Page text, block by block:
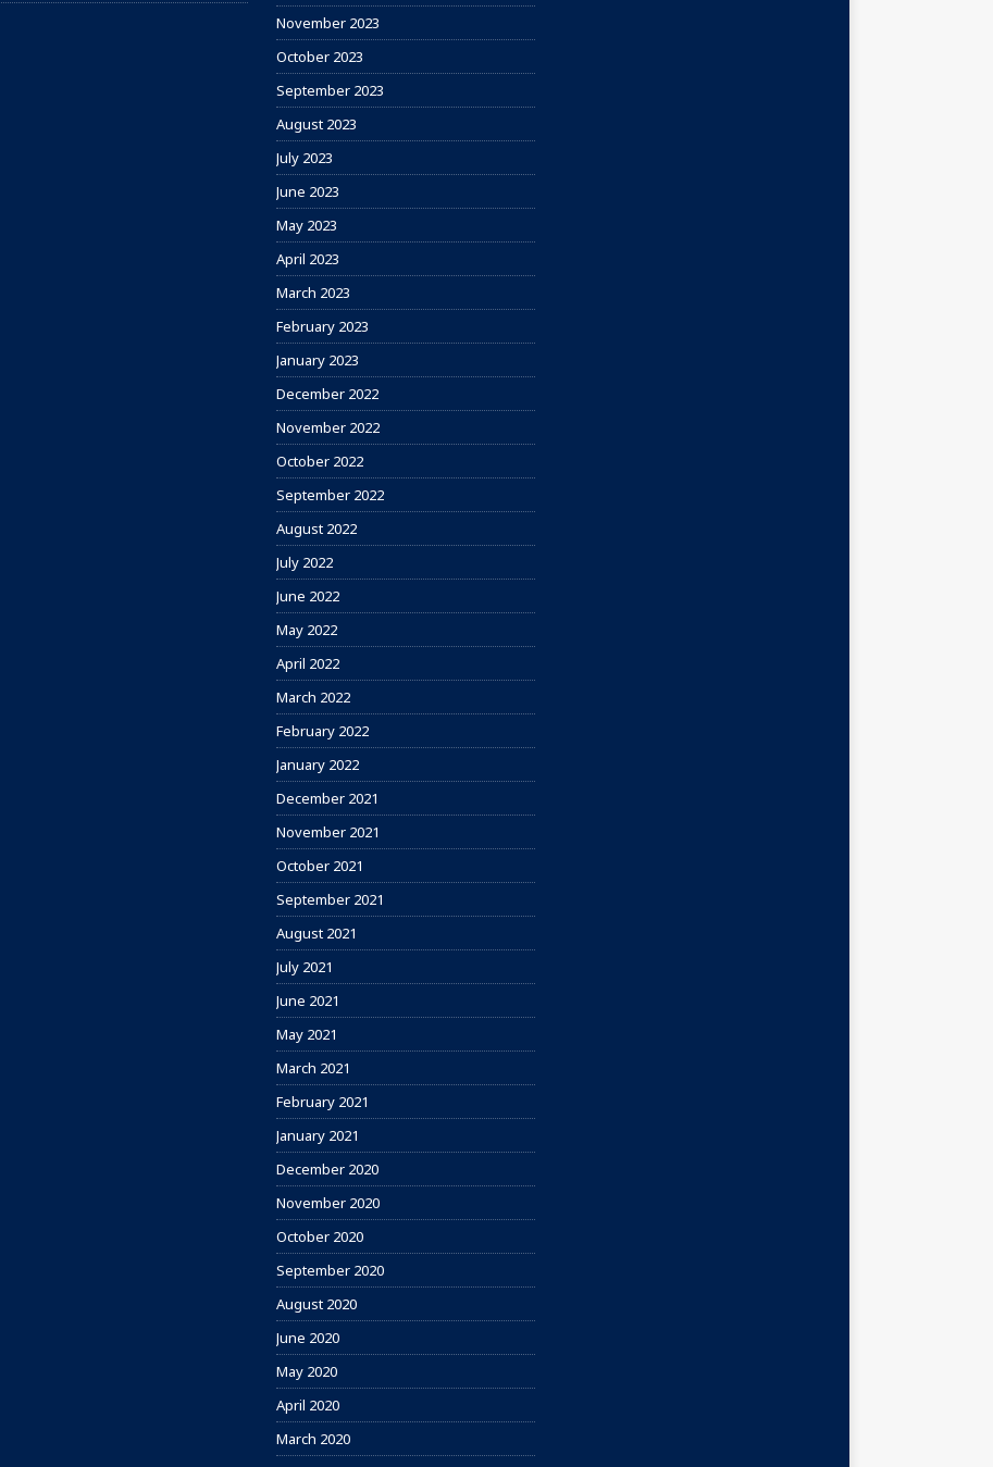
November 2023
October 2023
September 2023
August 2023
July 2023
June 2023
May 2023
April 2023
March 2023
February 2023
January 2023
December 2022
November 2022
October 2022
September 2022
August 2022
July 2022
June 2022
May 2022
April 2022
March 2022
February 2022
January 2022
December 2021
November 2021
October 2021
September 2021
August 2021
July 2021
June 2021
May 2021
March 2021
February 2021
January 2021
December 2020
November 2020
October 2020
September 2020
August 2020
June 2020
May 2020
April 2020
March 2020